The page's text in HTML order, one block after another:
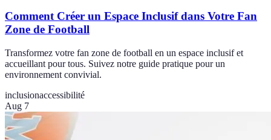
Comment Créer un Espace Inclusif dans Votre Fan
Zone de Football
Transformez votre fan zone de football en un espace inclusif et
accueillant pour tous. Suivez notre guide pratique pour un
environnement convivial.
inclusionaccessibilité
Aug 7